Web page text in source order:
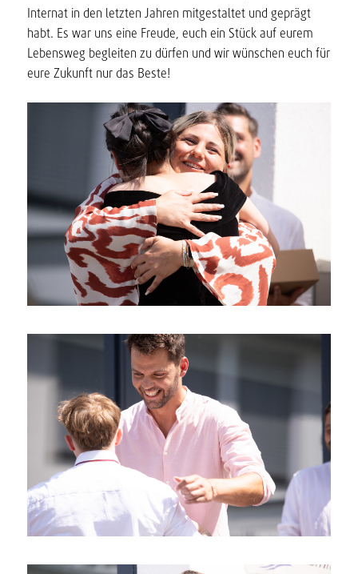
Internat in den letzten Jahren mitgestaltet und geprägt
habt. Es war uns eine Freude, euch ein Stück auf eurem
Lebensweg begleiten zu dürfen und wir wünschen euch für
eure Zukunft nur das Beste!